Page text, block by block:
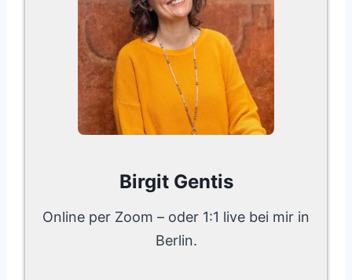
Birgit Gentis
Online per Zoom – oder 1:1 live bei mir in
Berlin.